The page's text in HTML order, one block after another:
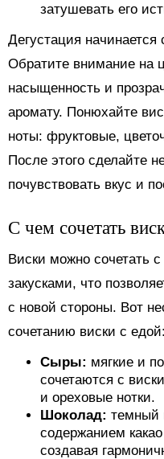
затушевать его
Дегустация начинается
Обратите внимание на
насыщенность и
аромату. Понюхайте
ноты: фруктовые,
После этого сделайте
почувствовать вкус и
С чем сочетать
Виски можно сочетать
закусками, что
с новой стороны. Вот
сочетанию виски с едой:
Сыры: мягкие и
сочетаются с
и ореховые нотки.
Шоколад: темный
содержанием
создавая